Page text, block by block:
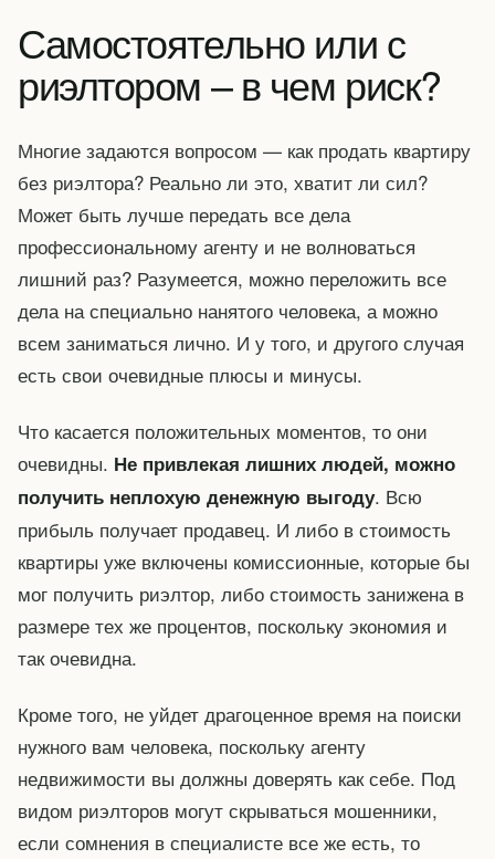
Самостоятельно или с
риэлтором – в чем риск?
Многие задаются вопросом — как продать квартиру
без риэлтора? Реально ли это, хватит ли сил?
Может быть лучше передать все дела
профессиональному агенту и не волноваться
лишний раз? Разумеется, можно переложить все
дела на специально нанятого человека, а можно
всем заниматься лично. И у того, и другого случая
есть свои очевидные плюсы и минусы.
Что касается положительных моментов, то они
очевидны. Не привлекая лишних людей, можно
получить неплохую денежную выгоду. Всю
прибыль получает продавец. И либо в стоимость
квартиры уже включены комиссионные, которые бы
мог получить риэлтор, либо стоимость занижена в
размере тех же процентов, поскольку экономия и
так очевидна.
Кроме того, не уйдет драгоценное время на поиски
нужного вам человека, поскольку агенту
недвижимости вы должны доверять как себе. Под
видом риэлторов могут скрываться мошенники,
если сомнения в специалисте все же есть, то